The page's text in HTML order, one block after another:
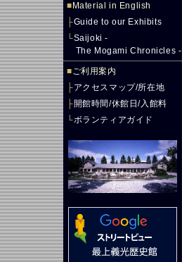
■ Material in English
├Guide to our Exhibits
└Saijoki -
The Mogami Chronicles -
■ご利用案内
├アクセスマップ/所在地
├開館時間/休館日/入館料
└ボランティアガイド